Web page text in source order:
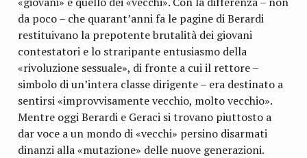
da poco – che quarant’anni fa le pagine di Berardi
restituivano la prepotente brutalità dei giovani
contestatori e lo straripante entusiasmo della
«rivoluzione sessuale», di fronte a cui il rettore –
simbolo di un’intera classe dirigente – era destinato a
sentirsi «improvvisamente vecchio, molto vecchio».
Mentre oggi Berardi e Geraci si trovano piuttosto a
dar voce a un mondo di «vecchi» persino disarmati
dinanzi alla «mutazione» delle nuove generazioni.